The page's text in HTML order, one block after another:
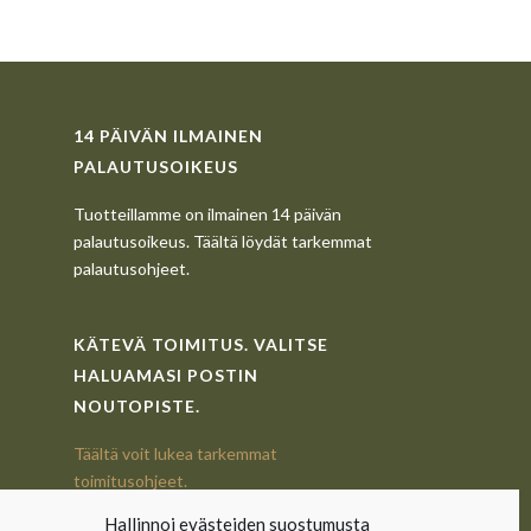
Hallinnoi evästeiden suostumusta
14 PÄIVÄN ILMAINEN
PALAUTUSOIKEUS
Tuotteillamme on ilmainen 14 päivän
palautusoikeus. Täältä löydät tarkemmat
palautusohjeet.
KÄTEVÄ TOIMITUS. VALITSE
HALUAMASI POSTIN
NOUTOPISTE.
Täältä voit lukea tarkemmat
toimitusohjeet.